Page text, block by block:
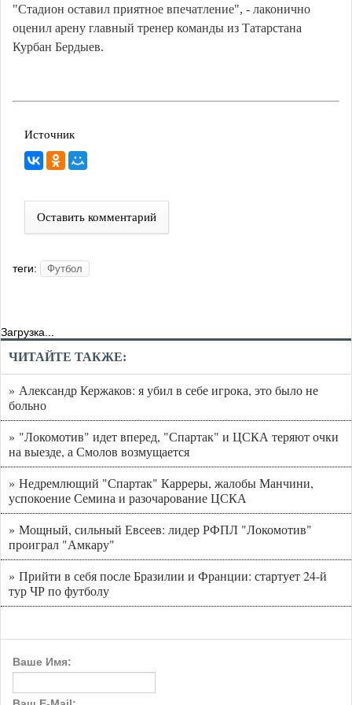
"Стадион оставил приятное впечатление", - лаконично
оценил арену главный тренер команды из Татарстана
Курбан Бердыев.
Источник
Оставить комментарий
теги: Футбол
Загрузка...
ЧИТАЙТЕ ТАКЖЕ:
» Александр Кержаков: я убил в себе игрока, это было не
больно
» "Локомотив" идет вперед, "Спартак" и ЦСКА теряют очки
на выезде, а Смолов возмущается
» Недремлющий "Спартак" Карреры, жалобы Манчини,
успокоение Семина и разочарование ЦСКА
» Мощный, сильный Евсеев: лидер РФПЛ "Локомотив"
проиграл "Амкару"
» Прийти в себя после Бразилии и Франции: стартует 24-й
тур ЧР по футболу
Ваше Имя: